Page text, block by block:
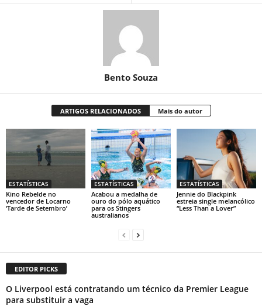
Bento Souza
ARTIGOS RELACIONADOS Mais do autor
ESTATÍSTICAS
Kino Rebelde no
vencedor de Locarno
‘Tarde de Setembro’
ESTATÍSTICAS
Acabou a medalha de
ouro do pólo aquático
para os Stingers
australianos
ESTATÍSTICAS
Jennie do Blackpink
estreia single melancólico
“Less Than a Lover”
EDITOR PICKS
O Liverpool está contratando um técnico da Premier League
para substituir a vaga